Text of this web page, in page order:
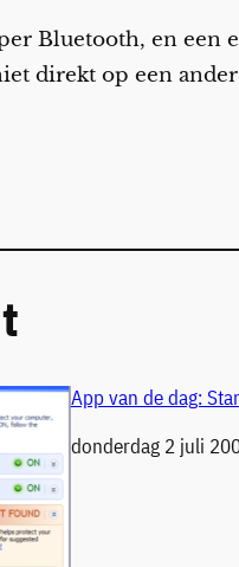
Bluetooth, en
direkt op een
App van de dag:
Datum
donderdag 2 juli